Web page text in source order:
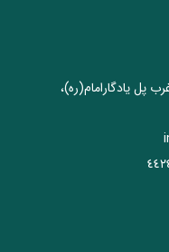
پل يادگار‌امام(ره)‌،